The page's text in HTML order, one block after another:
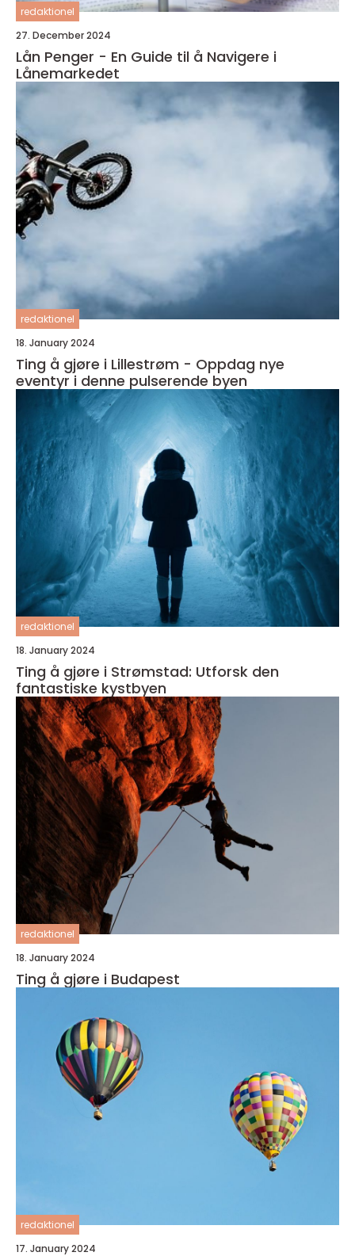
redaktionel
27. December 2024
Lån Penger - En Guide til å Navigere i
Lånemarkedet
redaktionel
18. January 2024
Ting å gjøre i Lillestrøm - Oppdag nye
eventyr i denne pulserende byen
redaktionel
18. January 2024
Ting å gjøre i Strømstad: Utforsk den
fantastiske kystbyen
redaktionel
18. January 2024
Ting å gjøre i Budapest
redaktionel
17. January 2024